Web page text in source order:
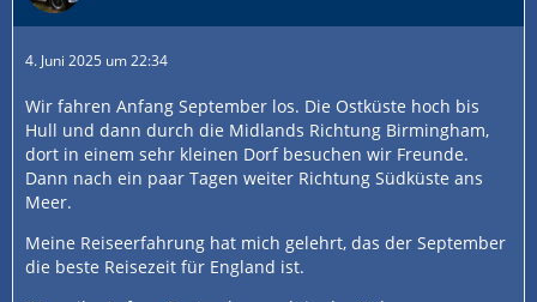
4. Juni 2025 um 22:34
Wir fahren Anfang September los. Die Ostküste hoch bis
Hull und dann durch die Midlands Richtung Birmingham,
dort in einem sehr kleinen Dorf besuchen wir Freunde.
Dann nach ein paar Tagen weiter Richtung Südküste ans
Meer.
Meine Reiseerfahrung hat mich gelehrt, das der September
die beste Reisezeit für England ist.